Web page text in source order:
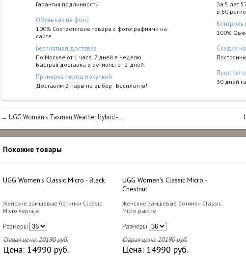
Гарантия подлинности
Обувь как на фото
100% Соответствие товара с фотографиями на
сайте
Бесплатная доставка
По Москве от 1 часа. 7 дней в неделю.
Быстрая доставка в регионы от 2 дней.
Примерка перед покупкой
Доставим 2 пары на выбор - Бесплатно!
За 5 лет
в 80
Контроль
100%
Cкидка
Простой
30 дней
← UGG Women's Tasman Weather Hybrid -...
Похожие товары
UGG Women's Classic Micro - Black
Женские замшевые ботинки Classic
Micro черные
Размеры
Старая цена:20190руб.
Цена: 14990 руб.
UGG Women's Classic Micro -
Chestnut
Женские замшевые ботинки Classic
Micro рыжие
Размеры
Старая цена:20190руб.
Цена: 14990 руб.